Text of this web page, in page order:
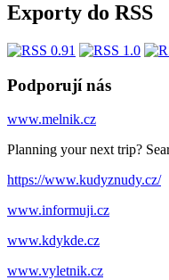
Exporty do RSS
Podporují nás
www.melnik.cz
Planning your next trip?
https://www.kudyznudy.cz/
www.informuji.cz
www.kdykde.cz
www.vyletnik.cz